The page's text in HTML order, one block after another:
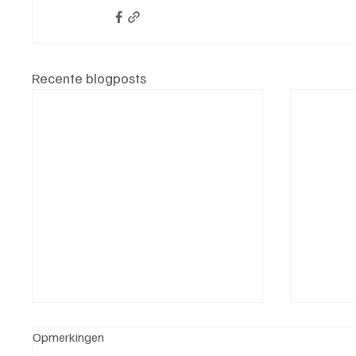
Recente blogposts
Opmerkingen